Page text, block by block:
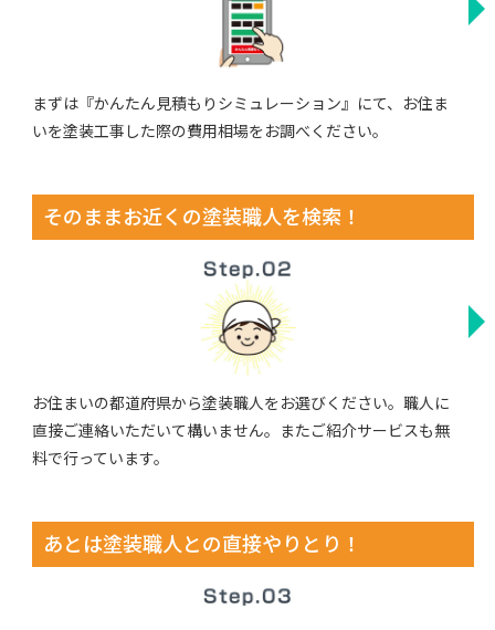
まずは『かんたん見積もりシミュレーション』にて、お住ま
いを塗装工事した際の費用相場をお調べください。
そのままお近くの塗装職人を検索！
お住まいの都道府県から塗装職人をお選びください。職人に
直接ご連絡いただいて構いません。またご紹介サービスも無
料で行っています。
あとは塗装職人との直接やりとり！